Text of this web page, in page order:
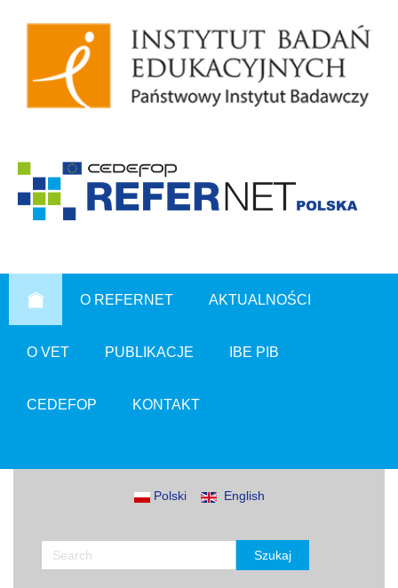
O REFERNET AKTUALNOŚCI
O VET PUBLIKACJE IBE PIB
CEDEFOP KONTAKT
Polski English